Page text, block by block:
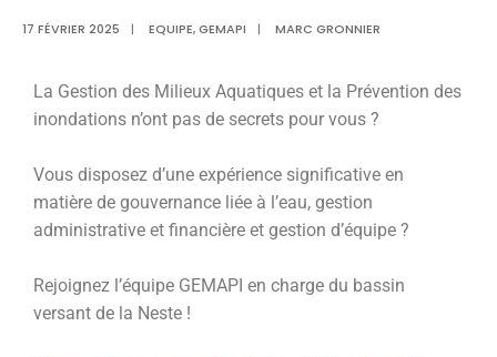
17 FÉVRIER 2025 | EQUIPE,GEMAPI | MARC GRONNIER
La Gestion des Milieux Aquatiques et la Prévention des
inondations n’ont pas de secrets pour vous ?
Vous disposez d’une expérience significative en
matière de gouvernance liée à l’eau, gestion
administrative et financière et gestion d’équipe ?
Rejoignez l’équipe GEMAPI en charge du bassin
versant de la Neste !